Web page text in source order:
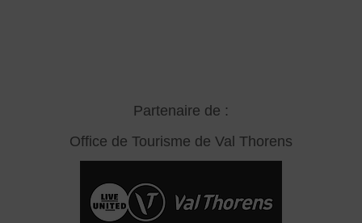
Partenaire de :
Office de Tourisme de Val Thorens